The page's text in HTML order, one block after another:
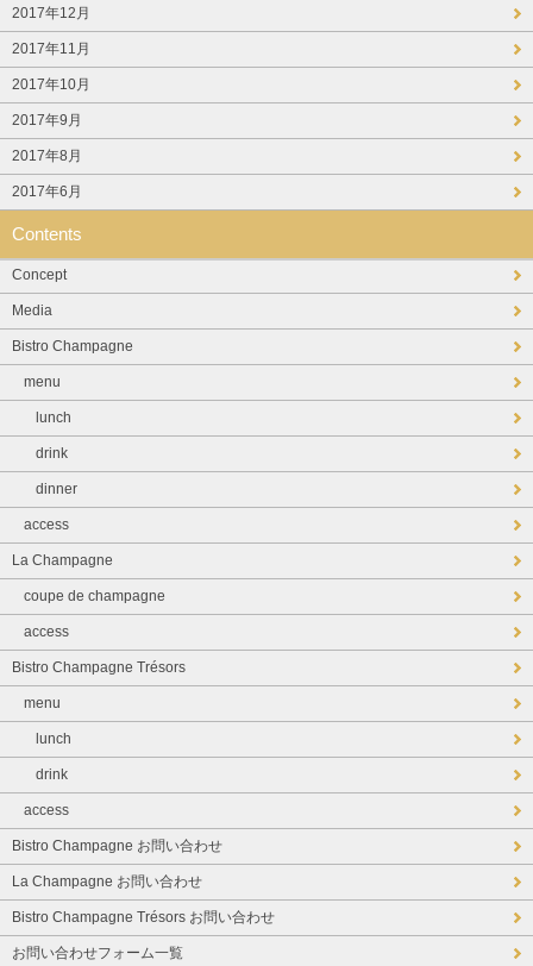
2017年12月
2017年11月
2017年10月
2017年9月
2017年8月
2017年6月
Contents
Concept
Media
Bistro Champagne
menu
lunch
drink
dinner
access
La Champagne
coupe de champagne
access
Bistro Champagne Trésors
menu
lunch
drink
access
Bistro Champagne お問い合わせ
La Champagne お問い合わせ
Bistro Champagne Trésors お問い合わせ
お問い合わせフォーム一覧